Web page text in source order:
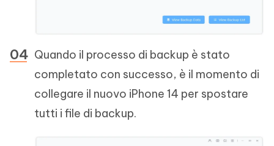
Quando il processo di backup è stato
completato con successo, è il momento di
collegare il nuovo iPhone 14 per spostare
tutti i file di backup.